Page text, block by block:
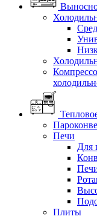
Печи
Для
Плиты